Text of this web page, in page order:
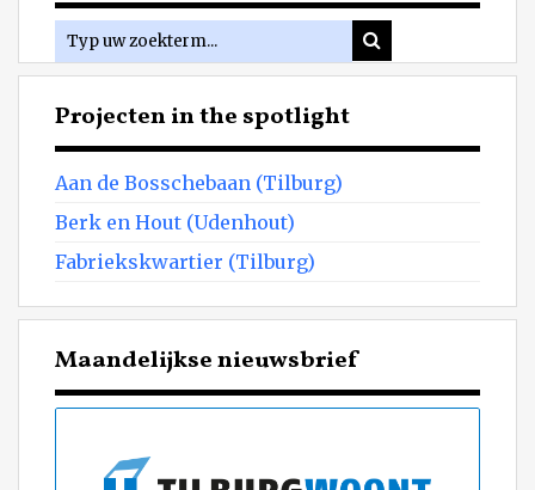
Projecten in the spotlight
Aan de Bosschebaan (Tilburg)
Berk en Hout (Udenhout)
Fabriekskwartier (Tilburg)
Maandelijkse nieuwsbrief